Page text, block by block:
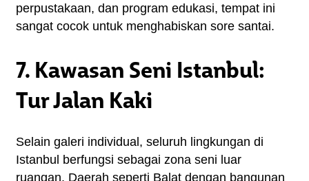
perpustakaan, dan program edukasi, tempat ini
sangat cocok untuk menghabiskan sore santai.
7. Kawasan Seni Istanbul:
Tur Jalan Kaki
Selain galeri individual, seluruh lingkungan di
Istanbul berfungsi sebagai zona seni luar
ruangan. Daerah seperti Balat dengan bangunan